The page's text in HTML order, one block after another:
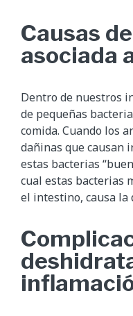
Causas
asociada
Dentro de nuestros
de pequeñas
comida. Cuando los
dañinas que causan
estas bacterias
cual estas bacterias
el intestino, causa la